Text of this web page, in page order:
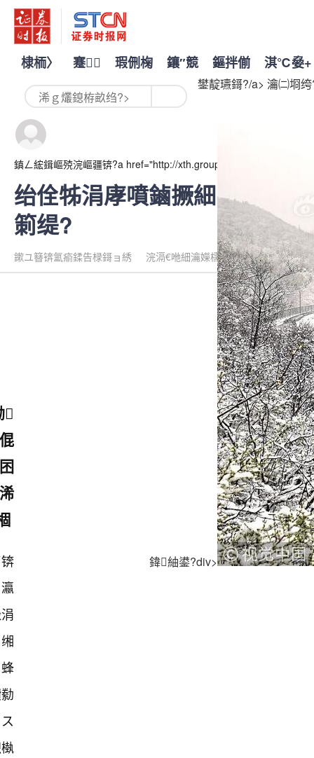
棣栭〉 蹇 瑕侀椈 鑲″競 鏂拌偂 淇℃姭+
鍏紬鍙?div>
鐢靛瓙鎶?/a> 瀹㈡埛
鎮ㄥ綋鍓嶇殑浣嶇疆锛?a href="http://xth.group.lsncds.com/
绐佺牬涓庨噴鏀撅細閭撴櫠
箣缇?
鏉ユ簮锛氳瘉鍒告椂鎶ョ綉 浣滆€咃細瀹嬫檽鍐?/span>2026-02-
